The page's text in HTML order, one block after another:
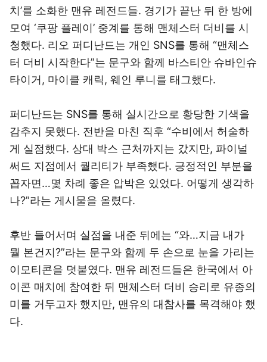
치’를 소화한 맨유 레전드들. 경기가 끝난 뒤 한 방에
모여 ‘쿠팡 플레이’ 중계를 통해 맨체스터 더비를 시
청했다. 리오 퍼디난드는 개인 SNS를 통해 “맨체스
터 더비 시작한다”는 문구와 함께 바스티안 슈바인슈
타이거, 마이클 캐릭, 웨인 루니를 태그했다.
퍼디난드는 SNS를 통해 실시간으로 황당한 기색을
감추지 못했다. 전반을 마친 직후 “수비에서 허술하
게 실점했다. 상대 박스 근처까지는 갔지만, 파이널
써드 지점에서 퀄리티가 부족했다. 긍정적인 부분을
꼽자면…몇 차례 좋은 압박은 있었다. 어떻게 생각하
나?”라는 게시물을 올렸다.
후반 들어서며 실점을 내준 뒤에는 “와…지금 내가
뭘 본건지?”라는 문구와 함께 두 손으로 눈을 가리는
이모티콘을 덧붙였다. 맨유 레전드들은 한국에서 아
이콘 매치에 참여한 뒤 맨체스터 더비 승리로 유종의
미를 거두고자 했지만, 맨유의 대참사를 목격해야 했
다.